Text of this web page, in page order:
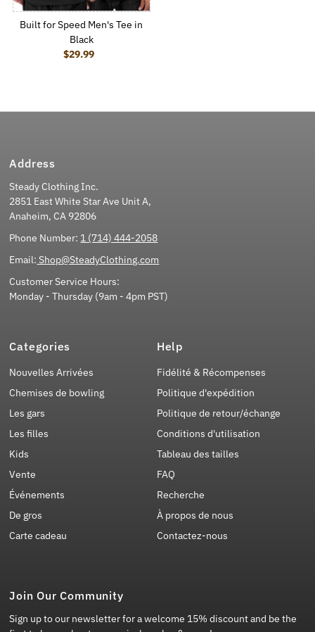
Built for Speed Men's Tee in
Black
Regular Price
$29.99
Address
Steady Clothing Inc.
2851 East White Star Ave Unit A,
Anaheim, CA 92806
Phone Number: 1 (714) 444-2058
Email: Shop@SteadyClothing.com
Customer Service Hours:
Monday - Thursday (9am - 4pm PST)
Categories
Nouvelles Arrivées
Chemises de bowling
Les gars
Les filles
Kids
Vente
Événements
De gros
Carte cadeau
Help
Fidélité & Récompenses
Politique d'expédition
Politique de retour/échange
Conditions d'utilisation
Tableau des tailles
FAQ
Recherche
À propos de nous
Contactez-nous
Join Our Community
Sign up to our newsletter for a welcome 15% discount and be the